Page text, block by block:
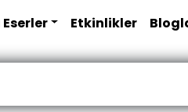
Eserler Etkinlikler